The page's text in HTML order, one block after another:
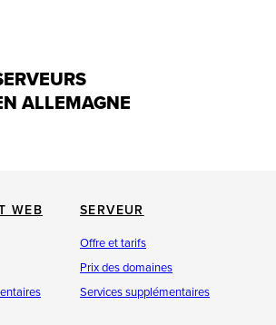
ALLEMAGNE
WEB SERVEUR
Offre et tarifs
Prix des domaines
Services supplémentaires